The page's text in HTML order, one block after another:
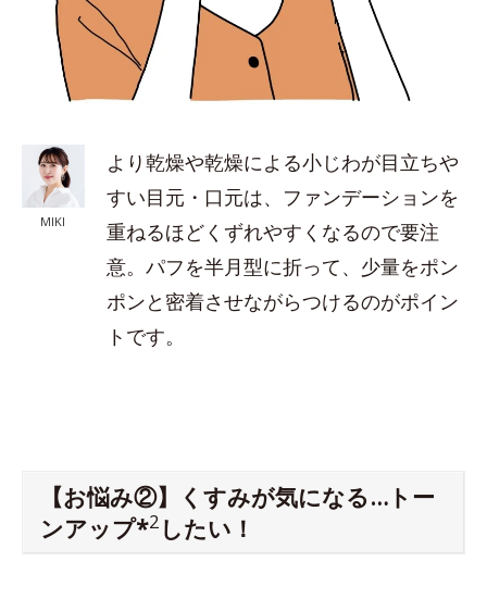
MIKI
より乾燥や乾燥による小じわが目立ちや
すい目元・口元は、ファンデーションを
重ねるほどくずれやすくなるので要注
意。パフを半月型に折って、少量をポン
ポンと密着させながらつけるのがポイン
トです。
【お悩み②】くすみが気になる…トー
ンアップ*2 したい！